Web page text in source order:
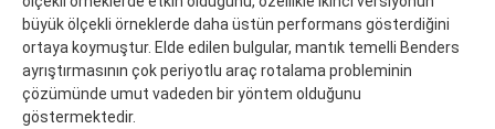
büyük ölçekli örneklerde daha üstün performans gösterdiğini
ortaya koymuştur. Elde edilen bulgular, mantık temelli Benders
ayrıştırmasının çok periyotlu araç rotalama probleminin
çözümünde umut vadeden bir yöntem olduğunu
göstermektedir.